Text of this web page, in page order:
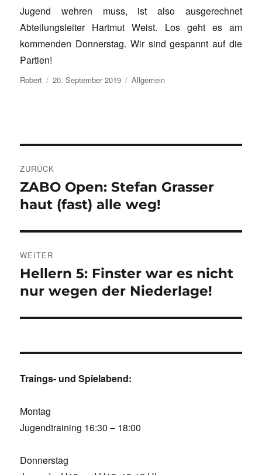
Jugend wehren muss, ist also ausgerechnet
Abteilungsleiter Hartmut Weist. Los geht es am
kommenden Donnerstag. Wir sind gespannt auf die
Partien!
Autor
Robert Veröffentlicht
20. September 2019 Kategorien
Allgemein
ZURÜCK
Vorheriger
Beitrag:
ZABO Open: Stefan Grasser
haut (fast) alle weg!
WEITER
Nächster
Beitrag:
Hellern 5: Finster war es nicht
nur wegen der Niederlage!
Traings- und Spielabend:
Montag
Jugendtraining 16:30 – 18:00
Donnerstag